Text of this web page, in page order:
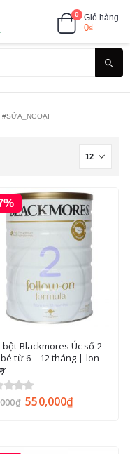
0 Giỏ hàng
0₫
#SỮA_NGOẠI
bột Blackmores Úc số 2
từ 6 – 12 tháng | lon
5 ₫ 550,000₫